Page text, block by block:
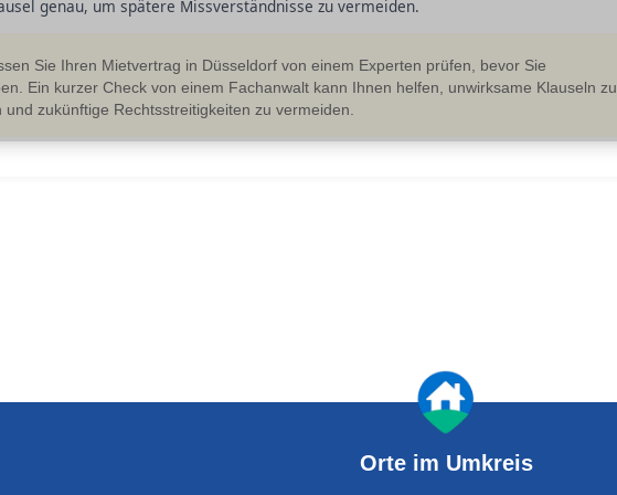
genau, um spätere Missverständnisse zu vermeiden.
Sie Ihren Mietvertrag in Düsseldorf von einem Experten prüfen, bevor Sie
Ein kurzer Check von einem Fachanwalt kann Ihnen helfen, unwirksame Klauseln zu
und zukünftige Rechtsstreitigkeiten zu vermeiden.
Orte im Umkreis